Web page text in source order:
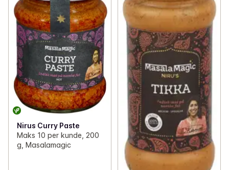
Nirus Curry Paste
Maks 10 per kunde, 200
g, Masalamagic